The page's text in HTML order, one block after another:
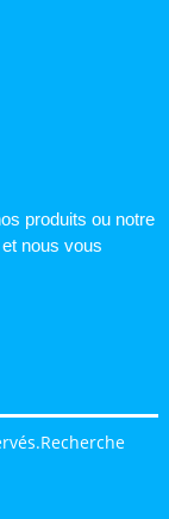
produits ou notre
nous vous
Recherche